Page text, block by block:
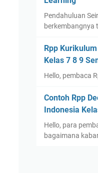
Pendahuluan
berkembangnya
Rpp
Kelas 7 8 9
Hello, pembaca
Contoh Rpp
Indonesia
Hello, para
bagaimana